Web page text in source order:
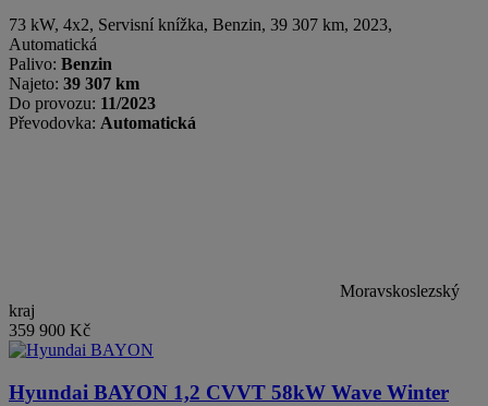
73 kW, 4x2, Servisní knížka, Benzin, 39 307 km, 2023,
Automatická
Palivo: Benzin
Najeto: 39 307 km
Do provozu: 11/2023
Převodovka: Automatická
Moravskoslezský
kraj
359 900 Kč
Hyundai BAYON 1,2 CVVT 58kW Wave Winter